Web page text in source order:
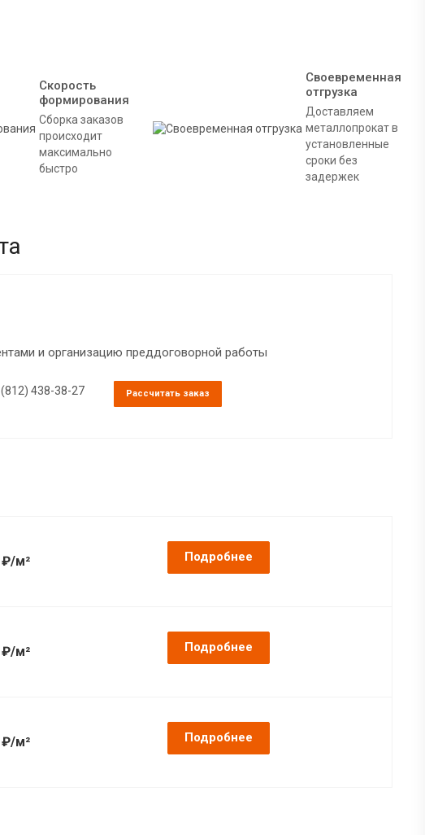
Скорость
формирования
Сборка заказов
происходит
максимально
быстро
Своевременная
отгрузка
Доставляем
металлопрокат в
установленные
сроки без
задержек
и организацию преддоговорной работы
(812) 438-38-27 Рассчитать заказ
₽/м² Подробнее
₽/м² Подробнее
₽/м² Подробнее